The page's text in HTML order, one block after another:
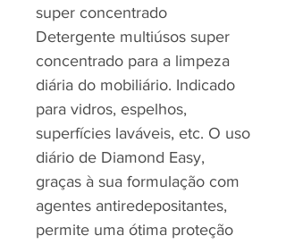
super concentrado
Detergente multiúsos super
concentrado para a limpeza
diária do mobiliário. Indicado
para vidros, espelhos,
superfícies laváveis, etc. O uso
diário de Diamond Easy,
graças à sua formulação com
agentes antiredepositantes,
permite uma ótima proteção